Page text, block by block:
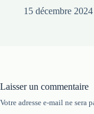
15 décembre 2024
Laisser un commentaire
Votre adresse e-mail ne sera